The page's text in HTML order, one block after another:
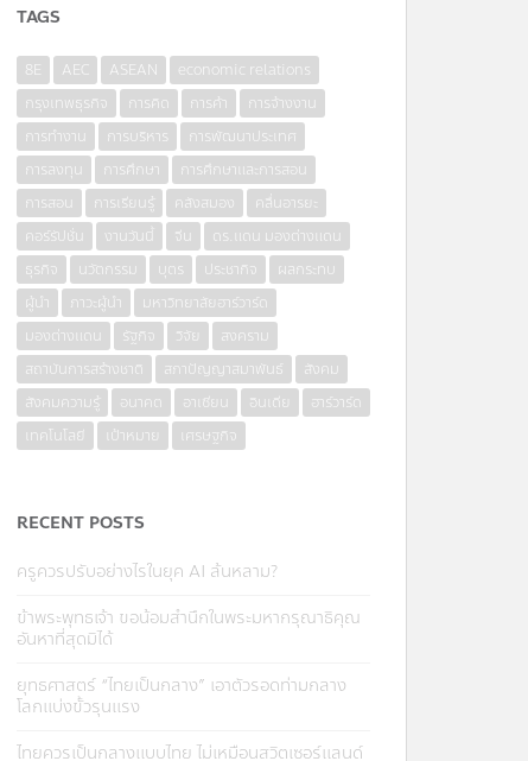
TAGS
8E AEC ASEAN
economic relations
กรุงเทพธุรกิจ
การคิด การค้า
การจ้างงาน
การทำงาน
การบริหาร
การพัฒนาประเทศ
การลงทุน
การศึกษา
การศึกษาและการสอน
การสอน
การเรียนรู้ คลังสมอง
คลื่นอารยะ
คอร์รัปชั่น
งานวันนี้ จีน
ดร.แดน มองต่างแดน
ธุรกิจ
นวัตกรรม บุตร ประชากิจ
ผลกระทบ
ผู้นำ
ภาวะผู้นำ
มหาวิทยาลัยฮาร์วาร์ด
มองต่างแดน
รัฐกิจ วิจัย
สงคราม
สถาบันการสร้างชาติ
สภาปัญญาสมาพันธ์
สังคม
สังคมความรู้
อนาคต อาเซียน อินเดีย
ฮาร์วาร์ด
เทคโนโลยี
เป้าหมาย เศรษฐกิจ
RECENT POSTS
ครูควรปรับอย่างไรในยุค AI ล้นหลาม?
ข้าพระพุทธเจ้า ขอน้อมสำนึกในพระมหากรุณาธิคุณ
อันหาที่สุดมิได้
ยุทธศาสตร์ “ไทยเป็นกลาง” เอาตัวรอดท่ามกลาง
โลกแบ่งขั้วรุนแรง
ไทยควรเป็นกลางแบบไทย ไม่เหมือนสวิตเซอร์แลนด์